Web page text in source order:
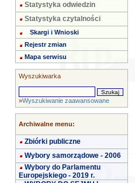
Statystyka odwiedzin
Statystyka czytalności
Skargi i Wnioski
Rejestr zmian
Mapa serwisu
Wyszukiwarka
»Wyszukiwanie zaawansowane
Archiwalne menu:
Zbiórki publiczne
Wybory samorządowe - 2006
Wybory do Parlamentu
Europejskiego - 2019 r.